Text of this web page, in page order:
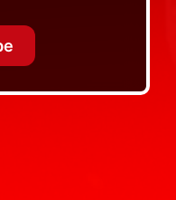
altra parte